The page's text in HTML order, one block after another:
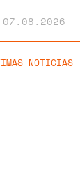
07.08.2026
NOTICIAS